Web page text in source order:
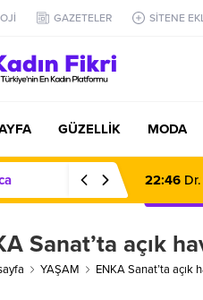
GAZETELER SİTENE
GÜZELLİK MODA
22:46
Sanat’ta açık
YAŞAM ENKA Sanat’ta açık